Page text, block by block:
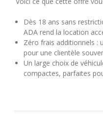
Dès 18 ans sans
ADA rend la location
Zéro frais additionnels :
pour une clientèle
Un large choix de
compactes, parfaites